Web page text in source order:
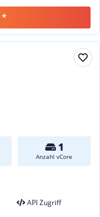
*
1
Anzahl vCore
API Zugriff